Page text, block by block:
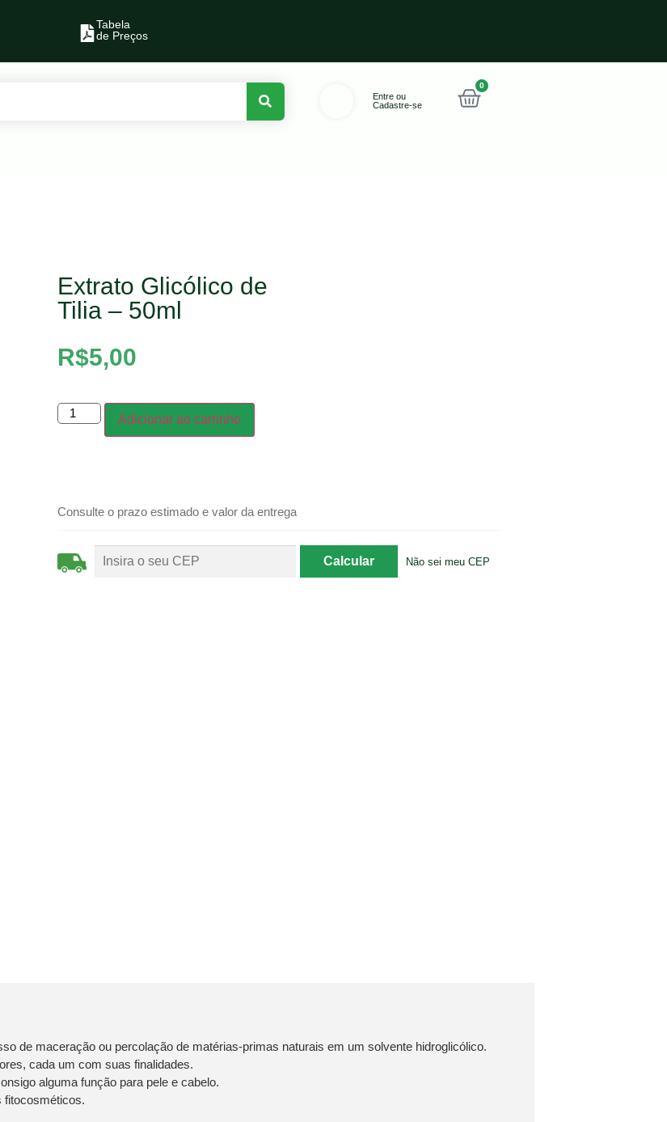
Tabela
de Preços
Entre ou
Cadastre-se
0
Extrato Glicólico de
Tilia – 50ml
R$5,00
Adicionar ao carrinho
Consulte o prazo estimado e valor da entrega
Não sei meu CEP
de maceração ou percolação de matérias-primas naturais em um solvente hidroglicólico.
cada um com suas finalidades.
alguma função para pele e cabelo.
fitocosméticos.